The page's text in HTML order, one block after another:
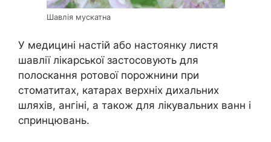
Шавлія мускатна
У медицині настій або настоянку листя
шавлії лікарської застосовують для
полоскання ротової порожнини при
стоматитах, катарах верхніх дихальних
шляхів, ангіні, а також для лікувальних ванн і
спринцювань.